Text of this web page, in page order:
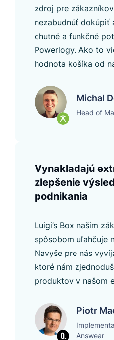
zdroj pre
nezabudnúť dokúpiť
chutné a funkčné
Powerlogy. Ako to
hodnota košíka od
Michal
Head of
Vynakladajú
zlepšenie
podnikania
Luigi’s Box našim
spôsobom uľahčuje
Navyše pre nás
ktoré nám
produktov v našom
Piotr
Answear